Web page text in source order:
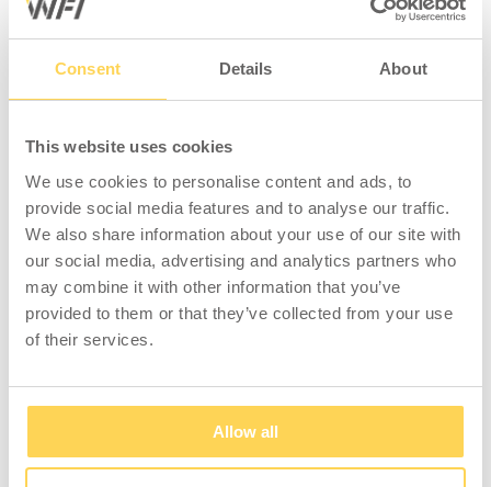
Consent Details About
This website uses cookies
We use cookies to personalise content and ads, to
provide social media features and to analyse our traffic.
We also share information about your use of our site with
our social media, advertising and analytics partners who
may combine it with other information that you’ve
provided to them or that they’ve collected from your use
of their services.
Allow all
Rollensatz für
Abfallbehälter
2-499-00
Preisen und Lagerstatus
anmelden.